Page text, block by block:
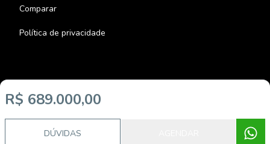
R$ 689.000,00
DÚVIDAS
Comparar
Política de privacidade
Imobiliária Certificada:
Selo de Tecnologia Loft